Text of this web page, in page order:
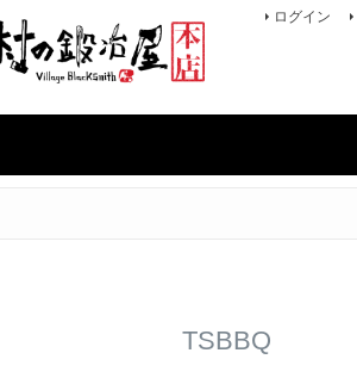
ログイン
TSBBQ